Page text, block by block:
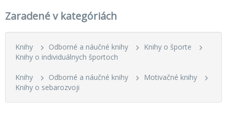
Zaradené v kategóriách
Knihy Odborné a náučné knihy
Knihy o športe
Knihy o individuálnych športoch
Knihy Odborné a náučné knihy
Motivačné knihy
Knihy o sebarozvoji